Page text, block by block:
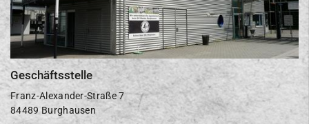
Geschäftsstelle
Franz-Alexander-Straße 7
84489 Burghausen